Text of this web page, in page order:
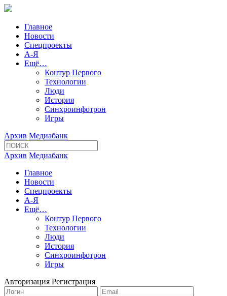
Главное
Новости
Спецпроекты
А-Я
Ещё…
Контур Первого
Технологии
Люди
История
Синхроинфотрон
Игры
Архив Медиабанк
Архив Медиабанк
Главное
Новости
Спецпроекты
А-Я
Ещё…
Контур Первого
Технологии
Люди
История
Синхроинфотрон
Игры
Авторизация Регистрация